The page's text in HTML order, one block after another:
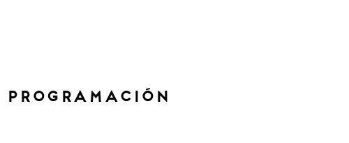
PROGRAMACIÓN